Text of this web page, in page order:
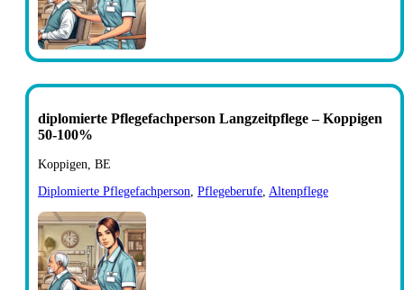
diplomierte Pflegefachperson Langzeitpflege – Koppigen
50-100%
Koppigen, BE
Diplomierte Pflegefachperson, Pflegeberufe, Altenpflege